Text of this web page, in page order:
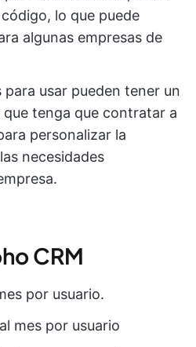
lo que puede
algunas empresas de
usar pueden tener un
que tenga que contratar a
personalizar la
necesidades
CRM
por usuario.
mes por usuario